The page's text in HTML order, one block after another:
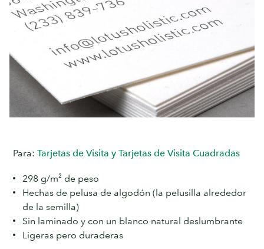
Para: Tarjetas de Visita y Tarjetas de Visita Cuadradas
298 g/m² de peso
Hechas de pelusa de algodón (la pelusilla alrededor
de la semilla)
Sin laminado y con un blanco natural deslumbrante
Ligeras pero duraderas